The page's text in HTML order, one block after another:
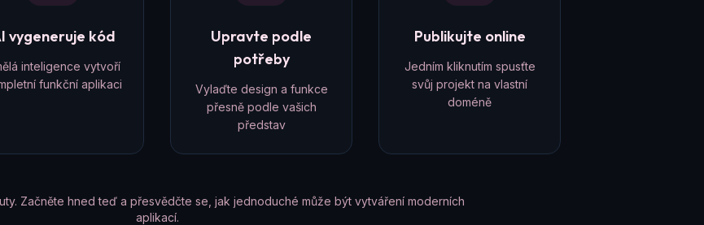
vygeneruje kód
inteligence vytvoří
funkční aplikaci
Upravte podle
potřeby
Vylaďte design a funkce
přesně podle vašich
představ
Publikujte online
Jedním kliknutím spusťte
svůj projekt na vlastní
doméně
Začněte hned teď a přesvědčte se, jak jednoduché může být vytváření moderních
aplikací.